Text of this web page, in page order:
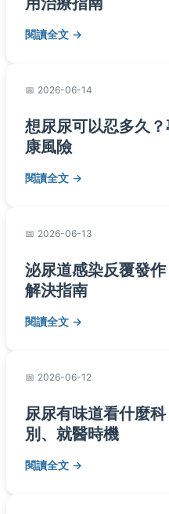
閱讀全文
2026-06-14
想尿尿可以忍多久
康風險
閱讀全文
2026-06-13
泌尿道感染反覆發
解決指南
閱讀全文
2026-06-12
尿尿有味道看什麼
別、就醫時機
閱讀全文